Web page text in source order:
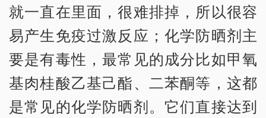
就一直在里面，很难排掉，所以很容
易产生免疫过激反应；化学防晒剂主
要是有毒性，最常见的成分比如甲氧
基肉桂酸乙基己酯、二苯酮等，这都
是常见的化学防晒剂。它们直接达到